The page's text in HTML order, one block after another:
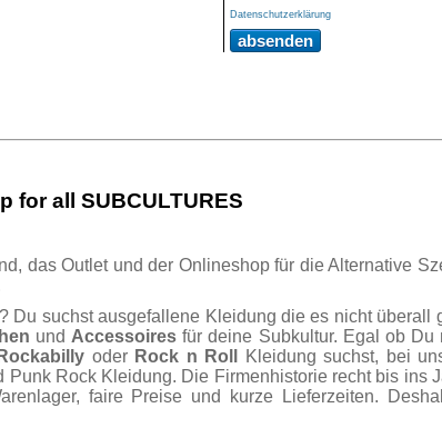
Datenschutzerklärung
absenden
for all SUBCULTURES
das Outlet und der Onlineshop für die Alternative
Du suchst ausgefallene Kleidung die es nicht
und Accessoires für deine Subkultur. Egal ob
Rockabilly oder Rock n Roll
Kleidung suchst, bei
Rock Kleidung. Die Firmenhistorie recht bis
faire Preise und kurze Lieferzeiten.